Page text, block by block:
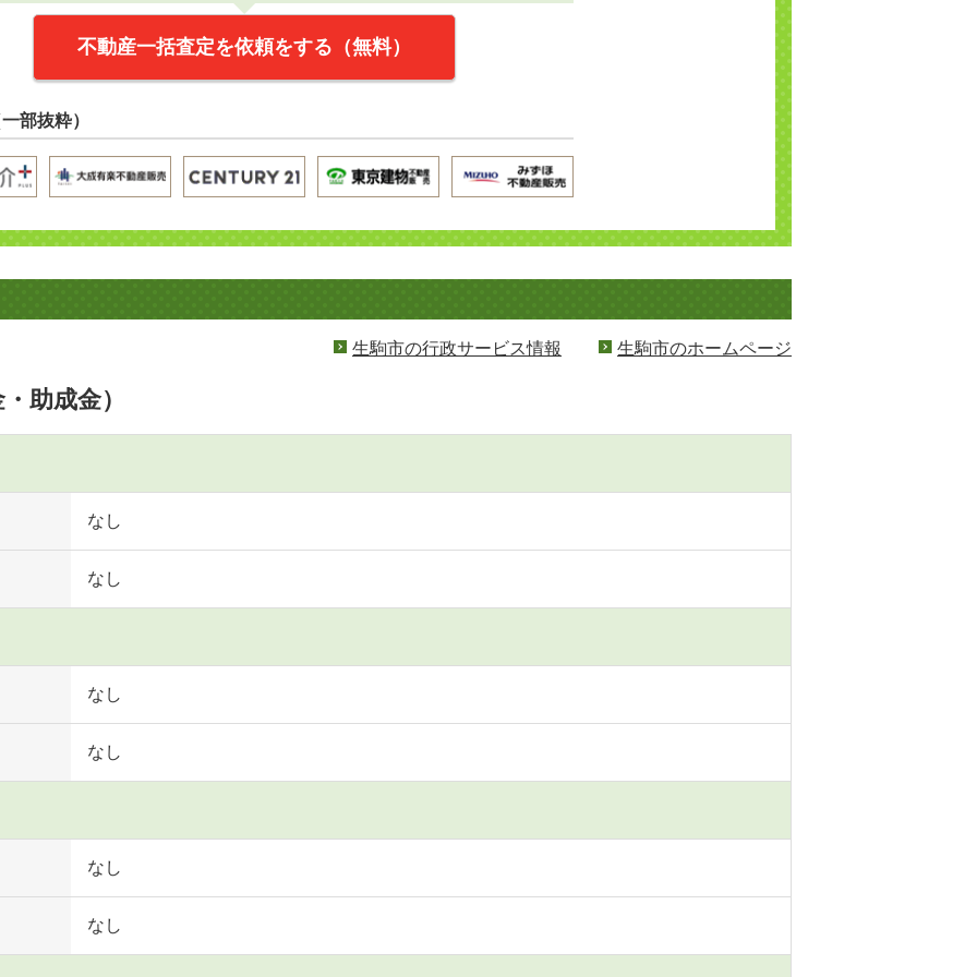
不動産一括査定を依頼をする（無料）
部抜粋）
生駒市の行政サービス情報 生駒市のホームページ
助成金）
なし
なし
なし
なし
なし
なし